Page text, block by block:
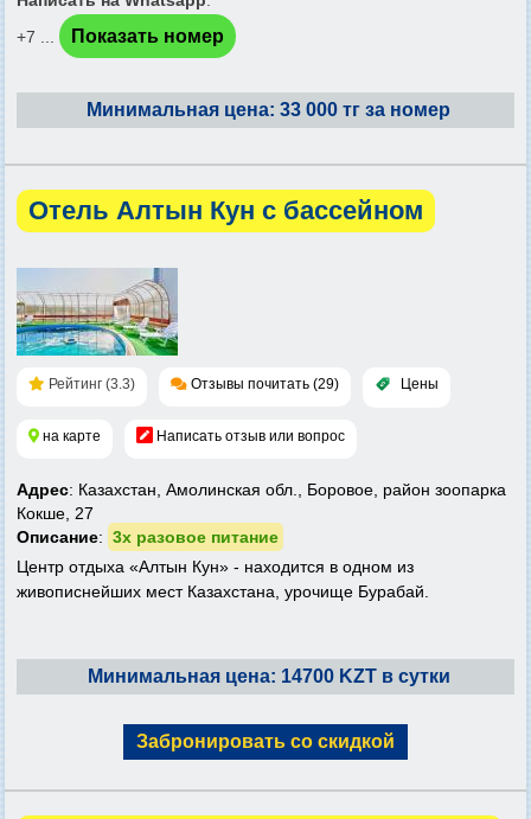
+7 ...
Показать номер
Минимальная цена: 33 000 тг за номер
Отель Алтын Кун с бассейном
Рейтинг (3.3) Отзывы почитать (29) Цены
на карте Написать отзыв или вопрос
Адрес: Казахстан, Амолинская обл., Боровое, район зоопарка
Кокше, 27
Описание: 3х разовое питание
Центр отдыха «Алтын Кун» - находится в одном из
живописнейших мест Казахстана, урочище Бурабай.
Минимальная цена: 14700 KZT в сутки
Забронировать со скидкой